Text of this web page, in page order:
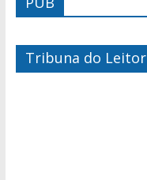
Tribuna do Leitor